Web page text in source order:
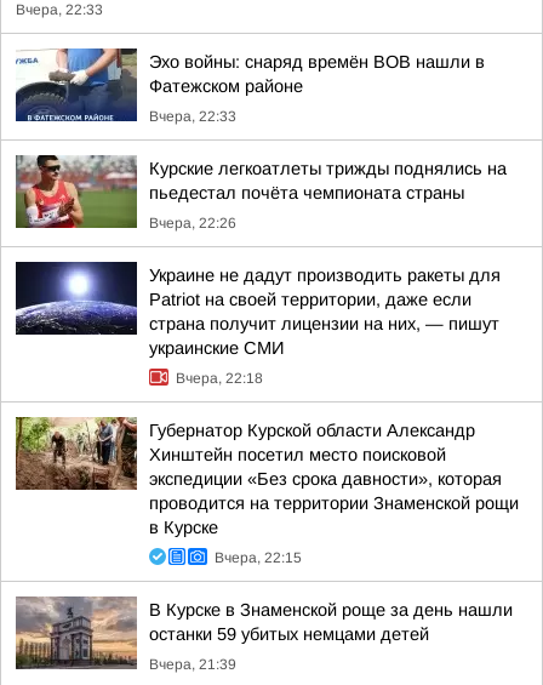
Вчера, 22:33
Эхо войны: снаряд времён ВОВ нашли в
Фатежском районе
Вчера, 22:33
Курские легкоатлеты трижды поднялись на
пьедестал почёта чемпионата страны
Вчера, 22:26
Украине не дадут производить ракеты для
Patriot на своей территории, даже если
страна получит лицензии на них, — пишут
украинские СМИ
Вчера, 22:18
Губернатор Курской области Александр
Хинштейн посетил место поисковой
экспедиции «Без срока давности», которая
проводится на территории Знаменской рощи
в Курске
Вчера, 22:15
В Курске в Знаменской роще за день нашли
останки 59 убитых немцами детей
Вчера, 21:39